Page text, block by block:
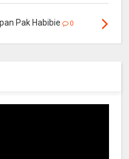
Pak Habibie 0